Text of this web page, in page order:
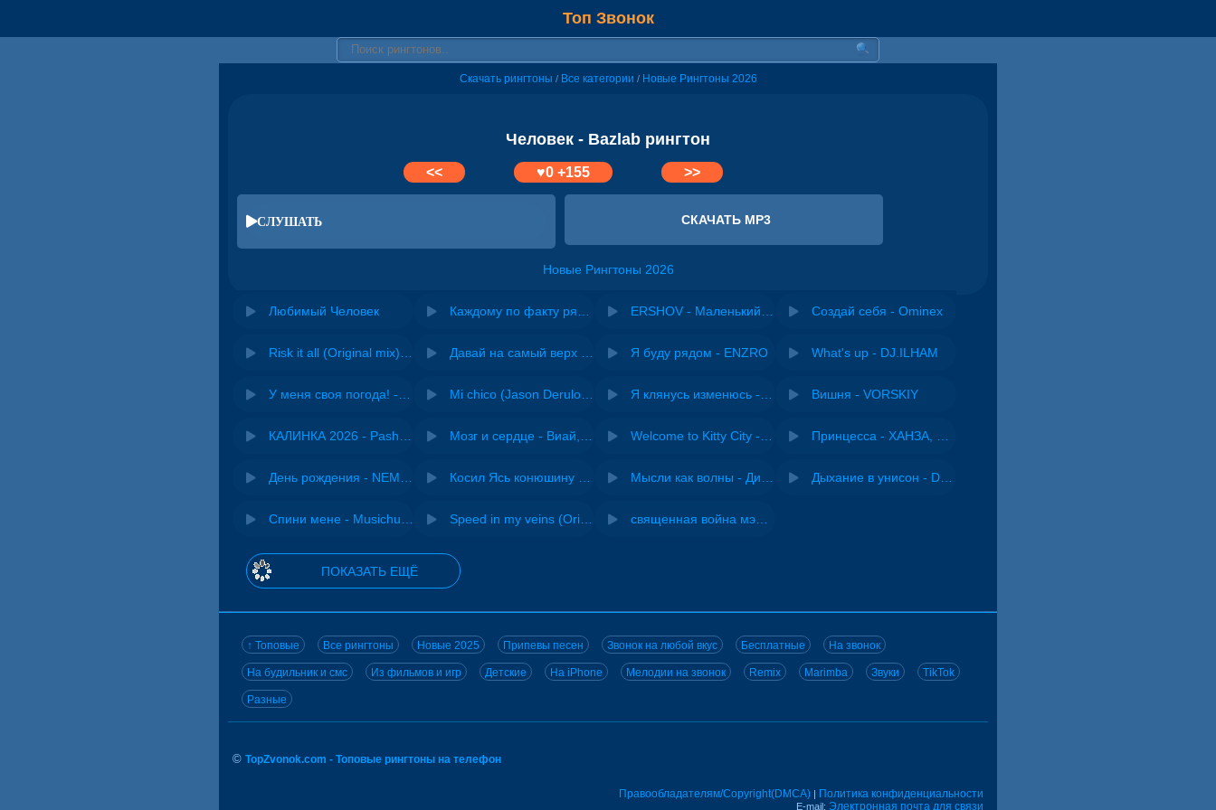
Топ Звонок
Скачать рингтоны / Все категории / Новые Рингтоны 2026
Человек - Bazlab рингтон
<< ♥0+155 >>
СЛУШАТЬ СКАЧАТЬ MP3
Новые Рингтоны 2026
Любимый Человек Создай себя - Ominex
Я буду рядом - ENZRO What's up - DJ.ILHAM
Вишня - VORSKIY
ПОКАЗАТЬ ЕЩЁ
↑ Топовые Все рингтоны Новые 2025 Припевы песен Звонок на любой вкус Бесплатные На звонок
На будильник и смс Из фильмов и игр Детские На iPhone Мелодии на звонок Remix Marimba Звуки TikTok
Разные
© TopZvonok.com - Топовые рингтоны на телефон
Правообладателям/Copyright(DMCA) | Политика конфиденциальности
E-mail: Электронная почта для связи